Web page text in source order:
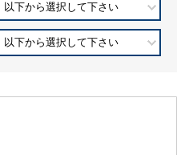
以下から選択して下さい
以下から選択して下さい